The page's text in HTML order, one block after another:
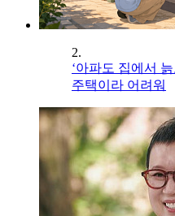
2.
‘아파도 집에서
주택이라 어려워